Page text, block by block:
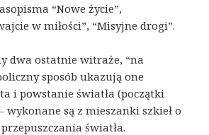
“Nowe życie”,
w miłości”, “Misyjne drogi”.
dwa ostatnie witraże, “na
sposób ukazują one
i powstanie światła (początki
wykonane są z mieszanki szkieł o
światła.